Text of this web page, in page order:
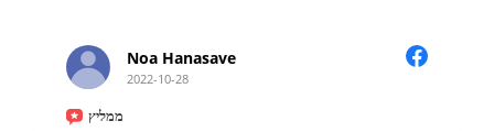
Noa Hanasave
2022-10-28
ממליץ